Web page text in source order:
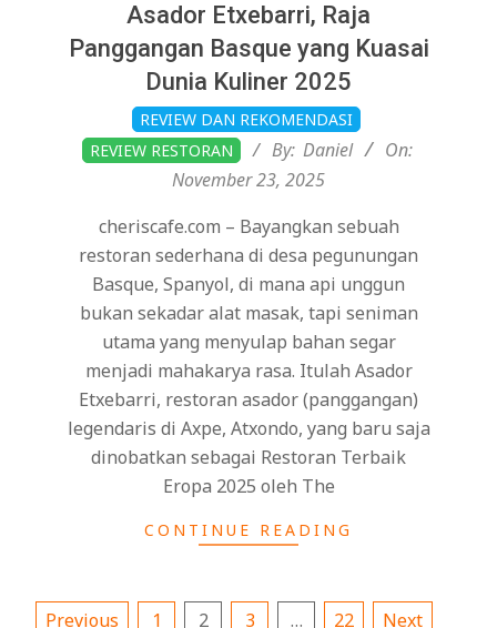
Asador Etxebarri, Raja
Panggangan Basque yang Kuasai
Dunia Kuliner 2025
11-
23
REVIEW DAN REKOMENDASI
REVIEW RESTORAN
By: Daniel
On:
November 23, 2025
cheriscafe.com – Bayangkan sebuah
restoran sederhana di desa pegunungan
Basque, Spanyol, di mana api unggun
bukan sekadar alat masak, tapi seniman
utama yang menyulap bahan segar
menjadi mahakarya rasa. Itulah Asador
Etxebarri, restoran asador (panggangan)
legendaris di Axpe, Atxondo, yang baru saja
dinobatkan sebagai Restoran Terbaik
Eropa 2025 oleh The
CONTINUE READING
Posts
Previous 1 2 3 … 22 Next